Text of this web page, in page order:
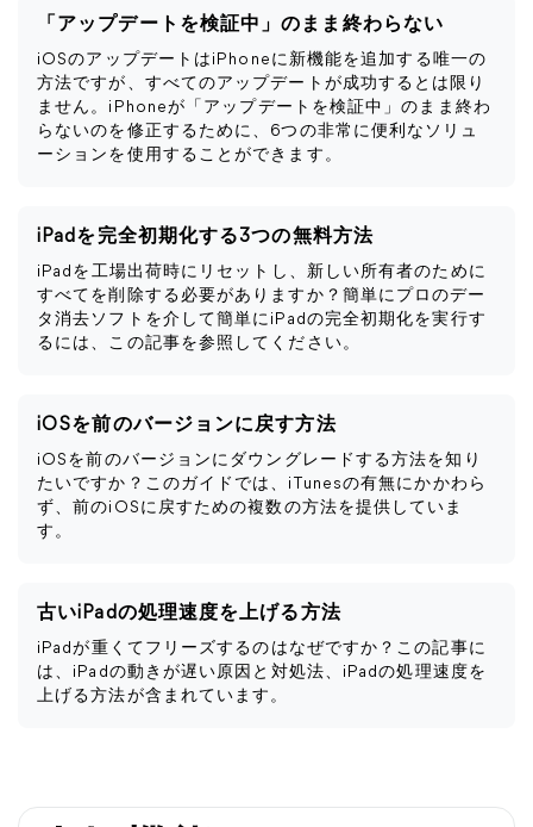
「アップデートを検証中」のまま終わらない
iOSのアップデートはiPhoneに新機能を追加する唯一の
方法ですが、すべてのアップデートが成功するとは限り
ません。iPhoneが「アップデートを検証中」のまま終わ
らないのを修正するために、6つの非常に便利なソリュ
ーションを使用することができます。
iPadを完全初期化する3つの無料方法
iPadを工場出荷時にリセットし、新しい所有者のために
すべてを削除する必要がありますか？簡単にプロのデー
タ消去ソフトを介して簡単にiPadの完全初期化を実行す
るには、この記事を参照してください。
iOSを前のバージョンに戻す方法
iOSを前のバージョンにダウングレードする方法を知り
たいですか？このガイドでは、iTunesの有無にかかわら
ず、前のiOSに戻すための複数の方法を提供していま
す。
古いiPadの処理速度を上げる方法
iPadが重くてフリーズするのはなぜですか？この記事に
は、iPadの動きが遅い原因と対処法、iPadの処理速度を
上げる方法が含まれています。